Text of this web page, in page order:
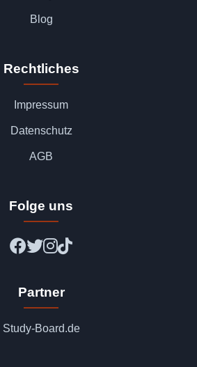
Blog
Rechtliches
Impressum
Datenschutz
AGB
Folge uns
Partner
Study-Board.de